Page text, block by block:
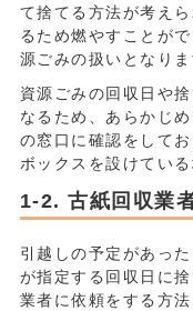
て捨てる方法が考え
るため燃やすことが
源ごみの扱いとなりま
資源ごみの回収日や
なるため、あらかじ
の窓口に確認をして
ボックスを設けている
古紙回収業
引越しの予定があっ
が指定する回収日に
業者に依頼をする方